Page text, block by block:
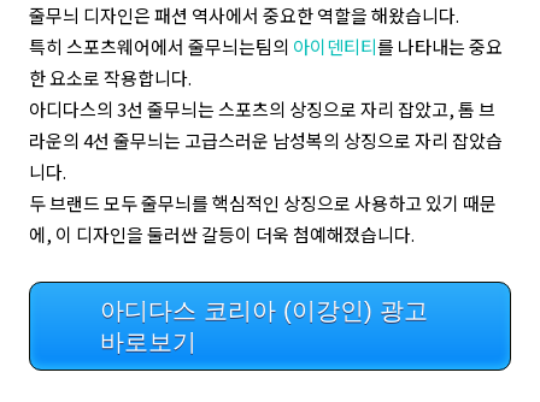
줄무늬 디자인은 패션 역사에서 중요한 역할을 해왔습니다.
특히 스포츠웨어에서 줄무늬는팀의 아이덴티티를 나타내는 중요
한 요소로 작용합니다.
아디다스의 3선 줄무늬는 스포츠의 상징으로 자리 잡았고, 톰 브
라운의 4선 줄무늬는 고급스러운 남성복의 상징으로 자리 잡았습
니다.
두 브랜드 모두 줄무늬를 핵심적인 상징으로 사용하고 있기 때문
에, 이 디자인을 둘러싼 갈등이 더욱 첨예해졌습니다.
아디다스 코리아 (이강인) 광고
바로보기